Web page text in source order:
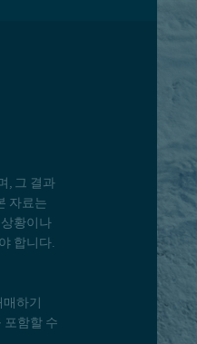
, 그 결과
자료는
황이나
합니다.
하기
함할 수